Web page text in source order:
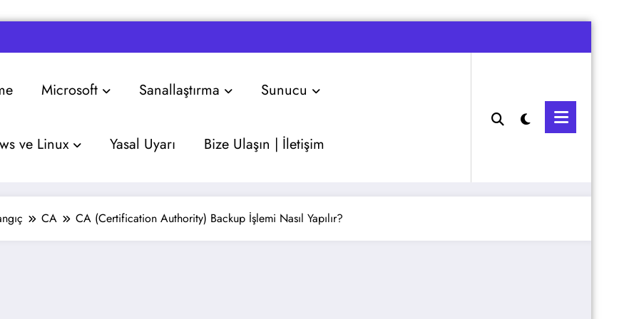
Microsoft Sanallaştırma Sunucu
ve Linux Yasal Uyarı Bize Ulaşın | İletişim
CA CA (Certification Authority) Backup İşlemi Nasıl Yapılır?